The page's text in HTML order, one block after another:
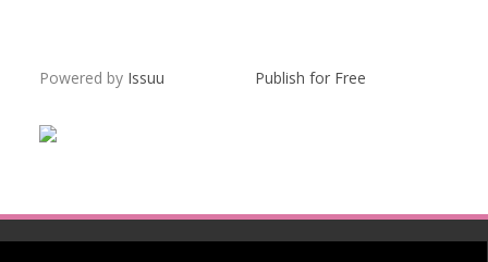
Powered by Issuu Publish for Free